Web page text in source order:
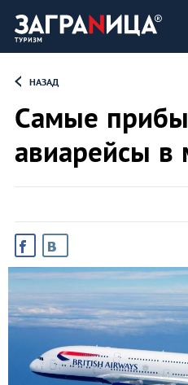
НАЗАД
Самые
авиарейсы в